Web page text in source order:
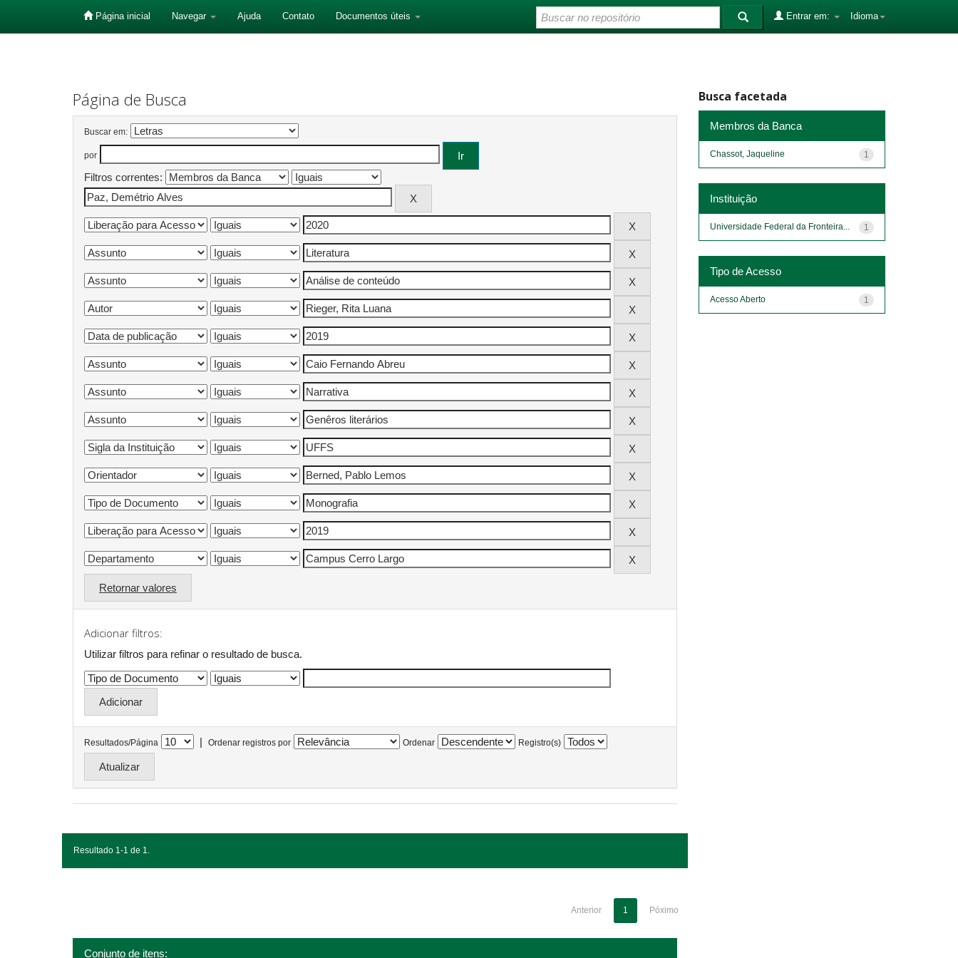
Página inicial Navegar Ajuda Contato Documentos úteis Idioma
Entrar em:
Página de Busca
Buscar em:
por
Filtros correntes:
Retornar valores
Adicionar filtros:
Utilizar filtros para refinar o resultado de busca.
Resultados/Página | Ordenar registros por Ordenar Registro(s)
Resultado 1-1 de 1.
Anterior 1 Póximo
Conjunto de itens:
Busca facetada
Membros da Banca
1
Chassot, Jaqueline
Instituição
1
Universidade Federal da Fronteira...
Tipo de Acesso
1
Acesso Aberto